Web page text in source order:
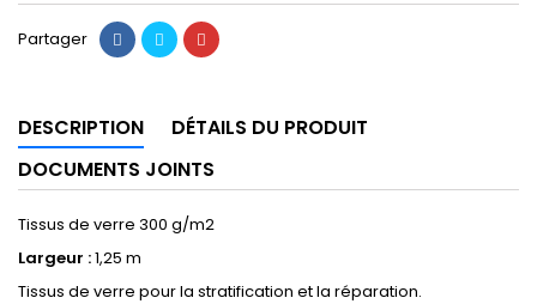
Partager
DESCRIPTION
DÉTAILS DU PRODUIT
DOCUMENTS JOINTS
Tissus de verre 300 g/m2
Largeur :1,25 m
Tissus de verre pour la stratification et la réparation.